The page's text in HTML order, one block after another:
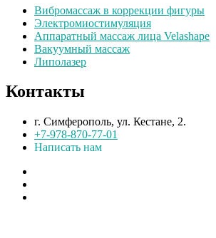
Вибромассаж в коррекции фигуры
Электромиостимуляция
Аппаратный массаж лица Velashape
Вакуумный массаж
Липолазер
Контакты
г. Симферополь, ул. Кестане, 2.
+7-978-870-77-01
Написать нам